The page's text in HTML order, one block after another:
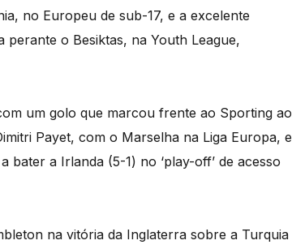
no Europeu de sub-17, e a excelente
o Besiktas, na Youth League,
um golo que marcou frente ao Sporting ao
Payet, com o Marselha na Liga Europa, e
bater a Irlanda (5-1) no ‘play-off’ de acesso
na vitória da Inglaterra sobre a Turquia